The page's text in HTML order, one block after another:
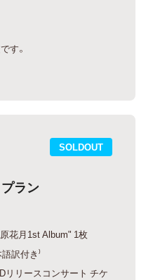
す。
SOLDOUT
ラン
花月1st Album" 1枚
訳付き⁾
リリースコンサート チケ